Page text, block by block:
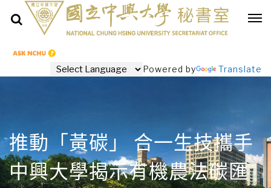
Powered by Translate
推動「黃碳」 合一生技攜手
中興大學揭示有機農法碳匯